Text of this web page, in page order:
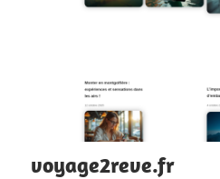
voyage2reve.fr